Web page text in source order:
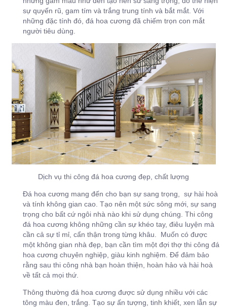
sự quyến rũ, gam tím và trắng trung tính và bắt mắt. Với
những đặc tính đó, đá hoa cương đã chiếm trọn con mắt
người tiêu dùng.
Dịch vụ thi công đá hoa cương đẹp, chất lượng
Đá hoa cương mang đến cho bạn sự sang trọng, sự hài hoà
và tính không gian cao. Tạo nên một sức sông mới, sự sang
trọng cho bất cứ ngôi nhà nào khi sử dụng chúng. Thi công
đá hoa cương không những cần sự khéo tay, điêu luyện mà
cần cả sự tỉ mỉ, cẩn thận trong từng khâu. Muốn có được
một không gian nhà đẹp, bạn cần tìm một đợi thợ thi công đá
hoa cương chuyên nghiệp, giàu kinh nghiệm. Để đảm bảo
rằng sau thi công nhà bạn hoàn thiện, hoàn hảo và hài hoà
về tất cả mọi thứ.
Thông thường đá hoa cương được sử dụng nhiều với các
tông màu đen, trắng. Tạo sự ấn tượng, tinh khiết, xen lẫn sự